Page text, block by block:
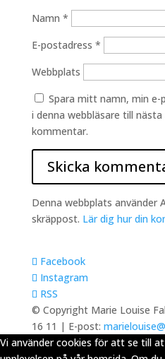
Namn *
E-postadress *
Webbplats
Spara mitt namn, min
i denna webbläsare till
kommentar.
Denna webbplats använder
skräppost. Lär dig hur din
Facebook
Instagram
RSS
© Copyright Marie Louise
16 11 | E-post:
Vi använder cookies för att se till